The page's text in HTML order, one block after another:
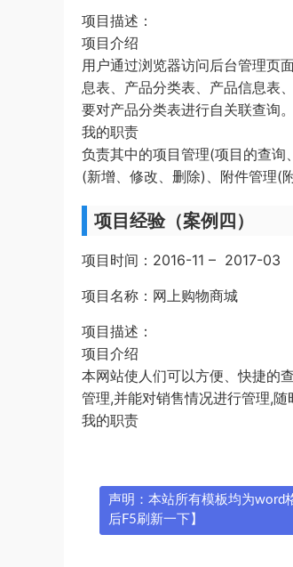
项目描述：
项目介绍
用户通过浏览器访问后台管理页
息表、产品分类表、产品信息表
要对产品分类表进行自关联查询
我的职责
负责其中的项目管理(项目的查
(新增、修改、删除)、附件管理(
项目经验（案例四）
项目时间：2016-11 – 2017-03
项目名称：网上购物商城
项目描述：
项目介绍
本网站使人们可以方便、快捷的
管理,并能对销售情况进行管理,随
我的职责
声明：本站所有模板均为word
后F5刷新一下】